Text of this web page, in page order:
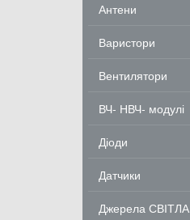
Антени
Варистори
Вентилятори
ВЧ- НВЧ- модулі
Діоди
Датчики
Джерела СВІТЛА